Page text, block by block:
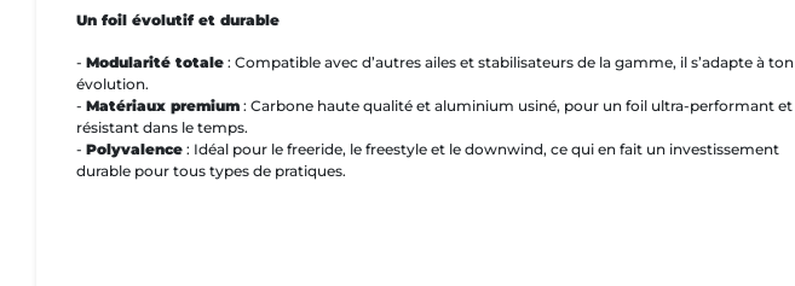
Un foil évolutif et durable
- Modularité totale: Compatible avec d’autres ailes et stabilisateurs de la gamme, il s’adapte à ton
évolution.
- Matériaux premium: Carbone haute qualité et aluminium usiné, pour un foil ultra-performant et
résistant dans le temps.
- Polyvalence: Idéal pour le freeride, le freestyle et le downwind, ce qui en fait un investissement
durable pour tous types de pratiques.